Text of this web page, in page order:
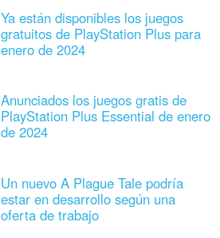
Ya están disponibles los juegos
gratuitos de PlayStation Plus para
enero de 2024
Anunciados los juegos gratis de
PlayStation Plus Essential de enero
de 2024
Un nuevo A Plague Tale podría
estar en desarrollo según una
oferta de trabajo